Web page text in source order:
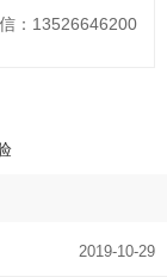
：13526646200
2019-10-29